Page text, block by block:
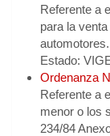
Referente a
para la
Estado:
Ordenanza
Referente a
menor o los
234/84